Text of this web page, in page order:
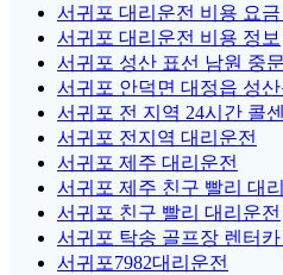
서귀포 대리운전 비용 요금
서귀포 대리운전 비용 정보
서귀포 성산 표선 남원 중
서귀포 안덕면 대정읍 성
서귀포 전 지역 24시간 콜
서귀포 전지역 대리운전
서귀포 제주 대리운전
서귀포 제주 친구 빨리 대
서귀포 친구 빨리 대리운전
서귀포 탁송 골프장 렌터카
서귀포7982대리운전